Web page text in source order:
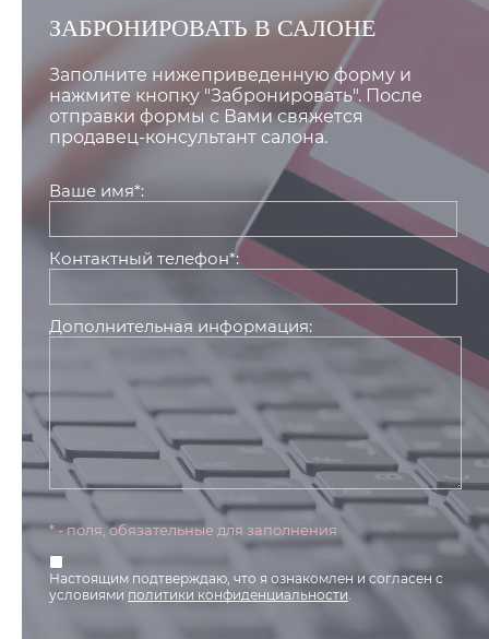
ЗАБРОНИРОВАТЬ В САЛОНЕ
Заполните нижеприведенную форму и
нажмите кнопку "Забронировать". После
отправки формы с Вами свяжется
продавец-консультант салона.
Ваше имя*:
Контактный телефон*:
Дополнительная информация:
* - поля, обязательные для заполнения
Настоящим подтверждаю, что я ознакомлен и согласен с
условиями политики конфиденциальности.